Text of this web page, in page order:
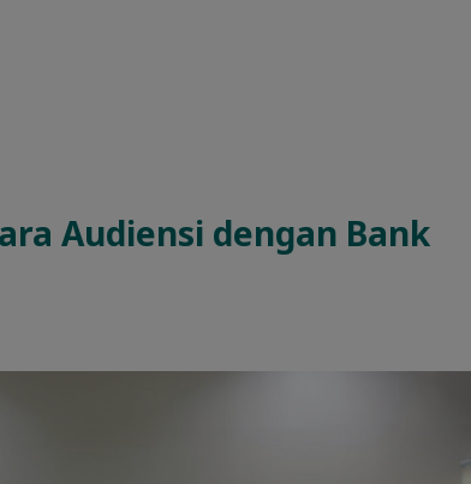
Audiensi dengan Bank